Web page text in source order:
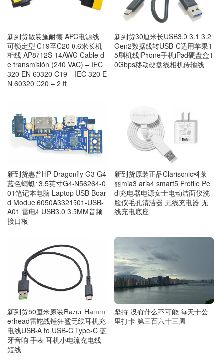
新到货散装施耐德 APC电源线
可锁定型 C19至C20 0.6米长机
柜线 AP8712S 14AWG Cable d
e transmisión (240 VAC) – IEC
320 EN 60320 C19 – IEC 320 E
N 60320 C20 – 2 ft
新到货30厘米长USB3.0 3.1 3.2
Gen2数据线转USB-C适用苹果1
5刷机线iPhone手机iPad硬盘盒1
0Gbps移动硬盘线相机传输线
新到货惠普HP Dragonfly G3 G4
蓝色蜻蜓13.5英寸G4-N56264-0
01笔记本电脑 Laptop USB Boar
d Modue 6050A3321501-USB-
A01 雷电4 USB3.0 3.5MM音频
接口板
新到货原装正品Clarisonic科莱
丽mia3 aria4 smart5 Profile Pe
di充电器电源女士电动洁面仪洗
脸仪毛孔清洁器 无线充电器 无
线充电底座
新到货50厘米原装Razer Hamm
erhead雷蛇战锤狂鲨无线耳机充
电线USB-A to USB-C Type-C 蓝
牙音响 手表 耳机小电流充电线
短线
坚持 没有什么不可能 毎天十公
里打卡 第三百六十三周